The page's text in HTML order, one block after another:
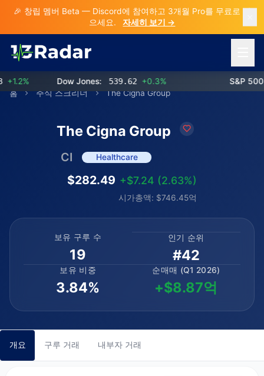
🎉 창립 멤버 Beta — Discord에 참여하고 3개월 Pro를 무료로 받
으세요.
자세히 보기 →
Dow Jones: 539.62 +0.3% S&P 500:
홈
주식 스크리너 The Cigna Group
The Cigna Group
CI Healthcare
$282.49 +$7.24 (2.63%)
시가총액: $746.45억
보유 구루 수
19
인기 순위
#42
보유 비중
3.84%
순매매 (Q1 2026)
+$8.87억
개요 구루 거래 내부자 거래